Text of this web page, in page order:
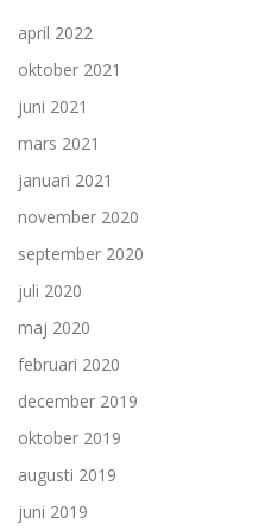
april 2022
oktober 2021
juni 2021
mars 2021
januari 2021
november 2020
september 2020
juli 2020
maj 2020
februari 2020
december 2019
oktober 2019
augusti 2019
juni 2019